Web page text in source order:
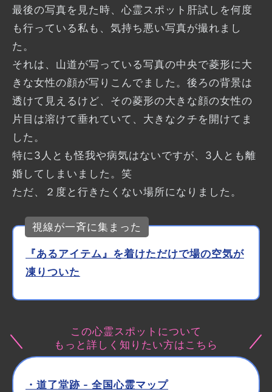
最後の写真を見た時、心霊スポット肝試しを何度
も行っている私も、気持ち悪い写真が撮れまし
た。
それは、山道が写っている写真の中央で菱形に大
きな女性の顔が写りこんでました。後ろの背景は
透けて見えるけど、その菱形の大きな顔の女性の
片目は溶けて垂れていて、大きなクチを開けてま
した。
特に3人とも怪我や病気はないですが、3人とも離
婚してしまいました。笑
ただ、２度と行きたくない場所になりました。
視線が一斉に集まった
『あるアイテム』を着けただけで場の空気が
凍りついた
この心霊スポットについて
もっと詳しく知りたい方はこちら
・道了堂跡 - 全国心霊マップ